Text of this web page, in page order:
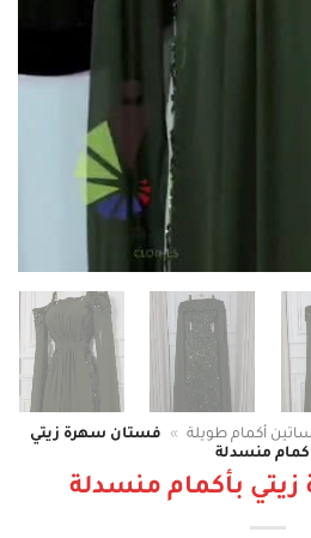
أكمام طويلة »
فستان سهرة زيتي
منسدلة
بأكمام منسدلة